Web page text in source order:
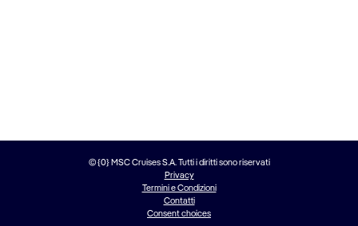
© {0} MSC Cruises S.A. Tutti i diritti sono riservati
Privacy
Termini e Condizioni
Contatti
Consent choices